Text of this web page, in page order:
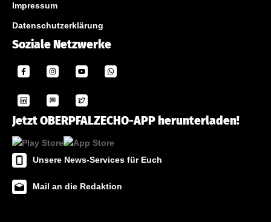
Impressum
Datenschutzerklärung
Soziale Netzwerke
Jetzt OBERPFALZECHO-APP herunterladen!
Unsere News-Services für Euch
Mail an die Redaktion